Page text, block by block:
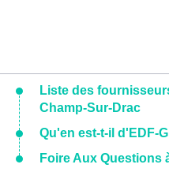
Liste des
Champ-Sur-Drac
Qu'en est-t-il d'EDF-
Foire Aux Questions